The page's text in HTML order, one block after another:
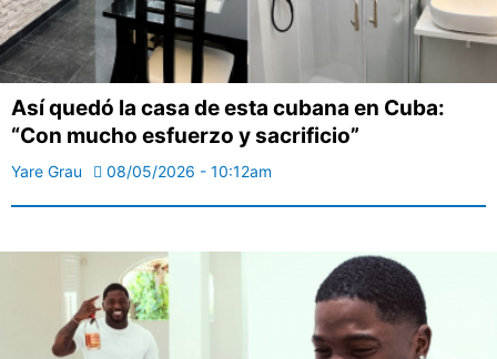
Así quedó la casa de esta cubana en Cuba:
“Con mucho esfuerzo y sacrificio”
Yare Grau 08/05/2026 - 10:12am